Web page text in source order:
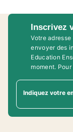
Inscrivez
Votre
envoyer des
Education
moment.
Indiquez votre